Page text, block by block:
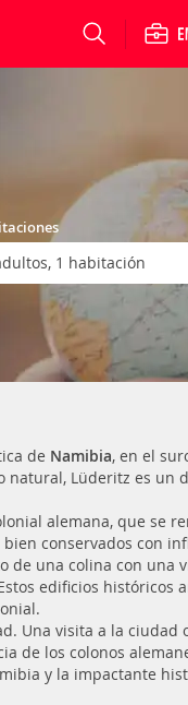
de Namibia, en el
Lüderitz es un
alemana, que se
conservados con
de una colina con una
edificios históricos
Una visita a la
de los colonos
y la impactante